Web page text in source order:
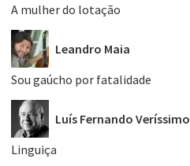
A mulher do lotação
Leandro Maia
Sou gaúcho por fatalidade
Luís Fernando Veríssimo
Linguiça